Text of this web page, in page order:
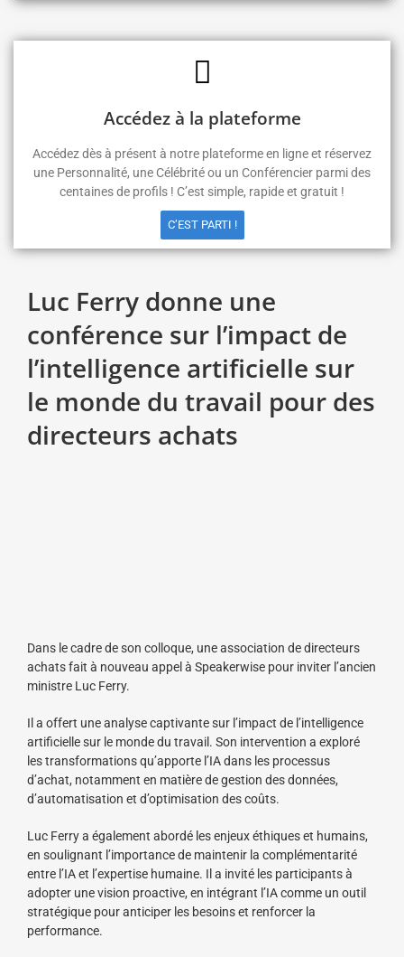
Luc Ferry donne une
conférence sur l’impact de
l’intelligence artificielle sur
le monde du travail pour des
directeurs achats
Dans le cadre de son colloque, une association de directeurs
achats fait à nouveau appel à Speakerwise pour inviter l’ancien
ministre Luc Ferry.
Il a offert une analyse captivante sur l’impact de l’intelligence
artificielle sur le monde du travail. Son intervention a exploré
les transformations qu’apporte l’IA dans les processus
d’achat, notamment en matière de gestion des données,
d’automatisation et d’optimisation des coûts.
Luc Ferry a également abordé les enjeux éthiques et humains,
en soulignant l’importance de maintenir la complémentarité
entre l’IA et l’expertise humaine. Il a invité les participants à
adopter une vision proactive, en intégrant l’IA comme un outil
stratégique pour anticiper les besoins et renforcer la
performance.
Accédez à la plateforme
Accédez dès à présent à notre plateforme en ligne et réservez
une Personnalité, une Célébrité ou un Conférencier parmi des
centaines de profils ! C’est simple, rapide et gratuit !
C’EST PARTI !